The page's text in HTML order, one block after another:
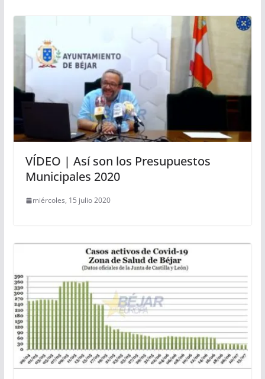
VÍDEO | Así son los Presupuestos
Municipales 2020
miércoles, 15 julio 2020